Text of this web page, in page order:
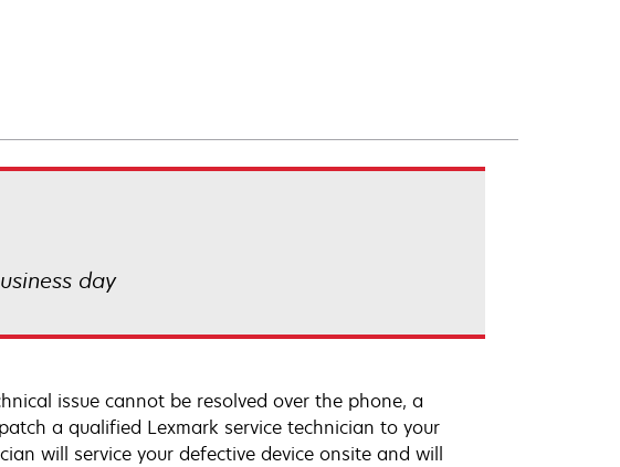
day
issue cannot be resolved over the phone, a
a qualified Lexmark service technician to your
will service your defective device onsite and will